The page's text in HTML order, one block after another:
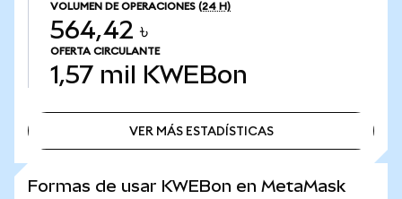
VOLUMEN DE OPERACIONES (24 H)
564,42 ৳
OFERTA CIRCULANTE
1,57 mil KWEBon
VER MÁS ESTADÍSTICAS
Formas de usar KWEBon en MetaMask